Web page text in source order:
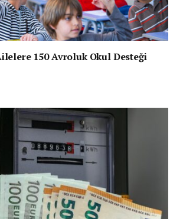
150 Avroluk Okul Desteği